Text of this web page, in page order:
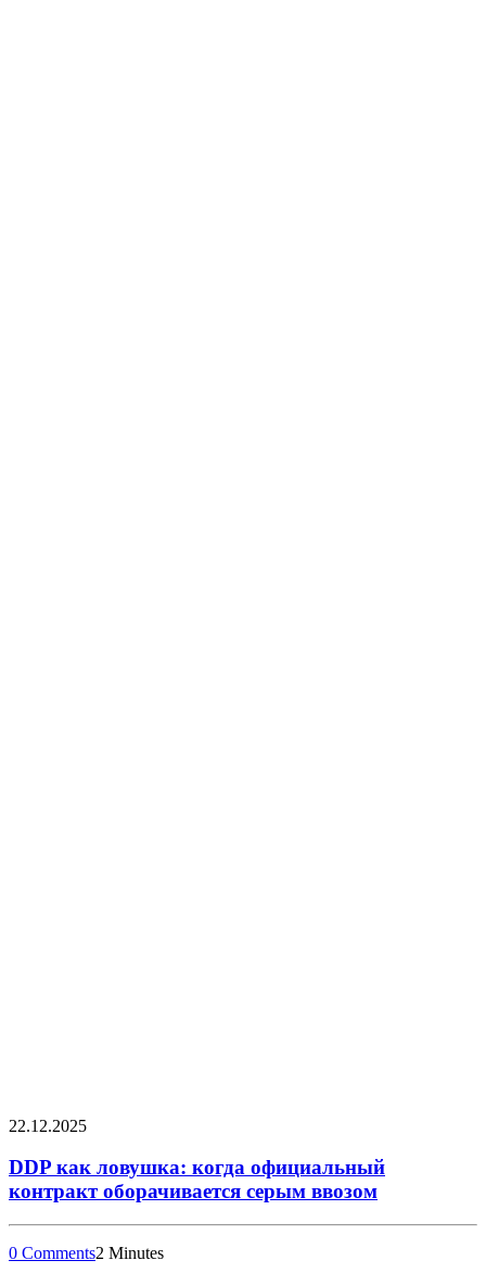
22.12.2025
DDP как ловушка: когда официальный
контракт оборачивается серым ввозом
0 Comments2 Minutes